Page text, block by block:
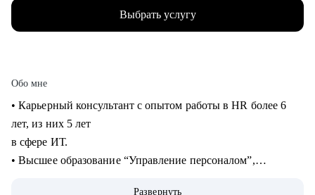
Выбрать услугу
Обо мне
• Карьерный консультант с опытом работы в HR более 6
лет, из них 5 лет
в сфере ИТ.
• Высшее образование “Управление персоналом”,
Развернуть